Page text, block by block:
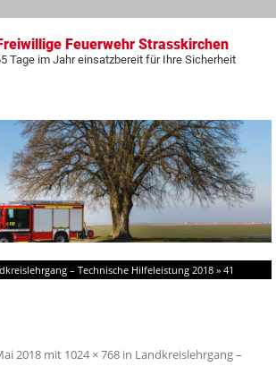
Feuerwehr Strasskirchen
Tage im Jahr einsatzbereit für Ihre Sicherheit
Zum
Inhalt
springen
– Technische Hilfeleistung 2018 » 41
2018 mit 1024 × 768 in Landkreislehrgang –